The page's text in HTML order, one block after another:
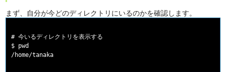
まず、自分が今どのディレクトリにいるのかを確認します。
# 今いるディレクトリを表示する
$ pwd